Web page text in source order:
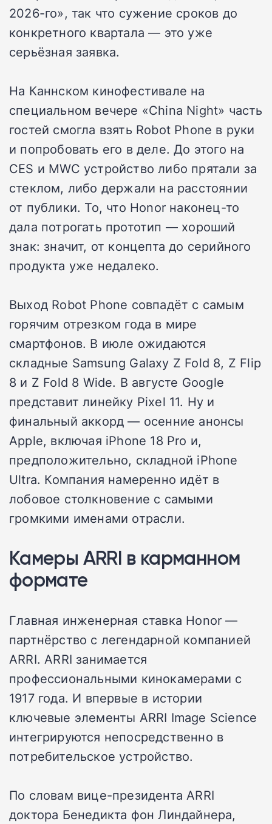
2026-го», так что сужение сроков до
конкретного квартала — это уже
серьёзная заявка.
На Каннском кинофестивале на
специальном вечере «China Night» часть
гостей смогла взять Robot Phone в руки
и попробовать его в деле. До этого на
CES и MWC устройство либо прятали за
стеклом, либо держали на расстоянии
от публики. То, что Honor наконец-то
дала потрогать прототип — хороший
знак: значит, от концепта до серийного
продукта уже недалеко.
Выход Robot Phone совпадёт с самым
горячим отрезком года в мире
смартфонов. В июле ожидаются
складные Samsung Galaxy Z Fold 8, Z Flip
8 и Z Fold 8 Wide. В августе Google
представит линейку Pixel 11. Ну и
финальный аккорд — осенние анонсы
Apple, включая iPhone 18 Pro и,
предположительно, складной iPhone
Ultra. Компания намеренно идёт в
лобовое столкновение с самыми
громкими именами отрасли.
Камеры ARRI в карманном
формате
Главная инженерная ставка Honor —
партнёрство с легендарной компанией
ARRI. ARRI занимается
профессиональными кинокамерами с
1917 года. И впервые в истории
ключевые элементы ARRI Image Science
интегрируются непосредственно в
потребительское устройство.
По словам вице-президента ARRI
доктора Бенедикта фон Линдайнера,